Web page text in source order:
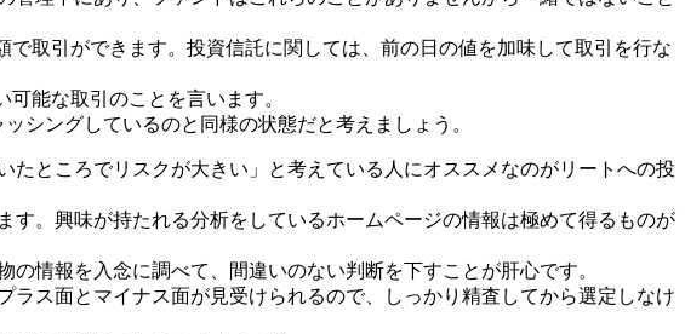
取引ができます。投資信託に関しては、前の日の値を加味して取引を行な
能な取引のことを言います。
シングしているのと同様の状態だと考えましょう。
ところでリスクが大きい」と考えている人にオススメなのがリートへの投
。興味が持たれる分析をしているホームページの情報は極めて得るものが
情報を入念に調べて、間違いのない判断を下すことが肝心です。
ス面とマイナス面が見受けられるので、しっかり精査してから選定しなけ